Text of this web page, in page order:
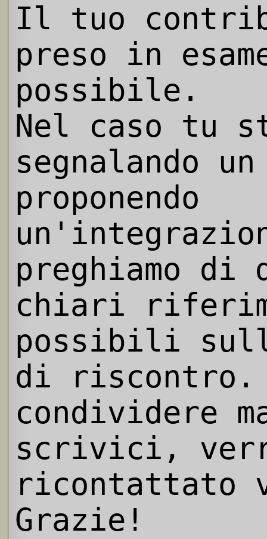
Il tuo
preso in
possibile.
Nel caso tu
segnalando
proponendo
preghiamo
chiari
possibili
di riscontro.
condividere
scrivici,
ricontattato
Grazie!